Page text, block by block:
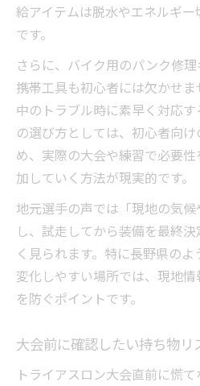
給アイテムは脱水やエネルギ
です。
さらに、バイク用のパンク修理
携帯工具も初心者には欠かせ
中のトラブル時に素早く対応
の選び方としては、初心者向
め、実際の大会や練習で必要
加していく方法が現実的です。
地元選手の声では「現地の気
し、試走してから装備を最終
く見られます。特に長野県の
変化しやすい場所では、現地
を防ぐポイントです。
大会前に確認したい持ち物リ
トライアスロン大会直前に慌